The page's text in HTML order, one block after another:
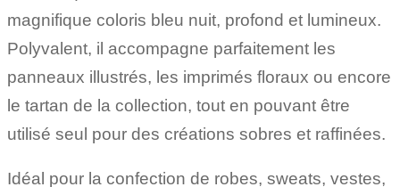
magnifique coloris bleu nuit, profond et lumineux.
Polyvalent, il accompagne parfaitement les
panneaux illustrés, les imprimés floraux ou encore
le tartan de la collection, tout en pouvant être
utilisé seul pour des créations sobres et raffinées.
Idéal pour la confection de robes, sweats, vestes,